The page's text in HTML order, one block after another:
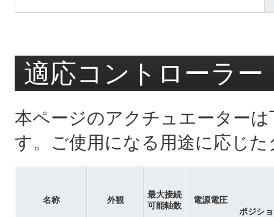
適応コントローラー
本ページのアクチュエーター
す。ご使用になる用途に応じ
名称 外観
最大接続
可能軸数
電源電圧
ポジシ